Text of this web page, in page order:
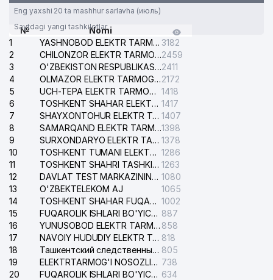
Eng yaxshi 20 ta mashhur sarlavha (июль)
Saytdagi yangi tashkilotlar
№
Nomi
1
YASHNOBOD ELEKTR TARMOG'I NOSOZLIKLARI XIZMATI 3182
2
CHILONZOR ELEKTR TARMOG'I NOSOZLIK XIZMATI2459
3
O'ZBEKISTON RESPUBLIKASI BOSH PROKURATURASI ISHONCH TELEFONI2411
4
OLMAZOR ELEKTR TARMOG'I NOSOZLIKLARI XIZMATI2172
5
UCH-TEPA ELEKTR TARMOG'I NOSOZLIKLARI XIZMATI 1418
6
TOSHKENT SHAHAR ELEKTR TARMOQLARI KORXONASI AJ 1417
7
SHAYXONTOHUR ELEKTR TARMOG'I NOSOZLIKLARINI TUZATISH XIZMATI 1407
8
SAMARQAND ELEKTR TARMOQLARI AJ1398
9
SURXONDARYO ELEKTR TARMOQLARI AJ 1378
10
TOSHKENT TUMANI ELEKTR TARMOG'I AVARIYA XIZMATI 1286
11
TOSHKENT SHAHRI TASHKILOT TELEFONLARI HAQIDA MA'LUMOT BYUROSI 1263
12
DAVLAT TEST MARKAZINING ISHONCH TELEFONLARI 1080
13
O'ZBEKTELEKOM AJ
1065
14
TOSHKENT SHAHAR FUQAROLIK ISHLARI BO'YICHA SUDI 1002
15
FUQAROLIK ISHLARI BO'YICHA YAKKASAROY TUMANLARARO SUDI 887
16
YUNUSOBOD ELEKTR TARMOG'I NOSOZLIKLARI XIZMATI 858
17
NAVOIY HUDUDIY ELEKTR TARMOQLARI KORXONASI AJ 818
18
Ташкентский следственный изолятор 805
19
ELEKTRTARMOG'I NOSOZLIKLARINI TO'ZATISH SERGELI XIZMATI 738
20
FUQAROLIK ISHLARI BO'YICHA UCH-TEPA TUMANI SUDI 634